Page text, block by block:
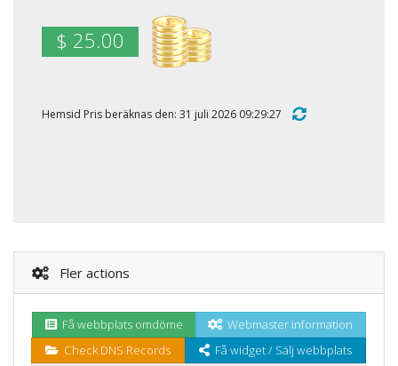
$ 25.00
Hemsid Pris beräknas den: 31 juli 2026 09:29:27
Fler actions
Få webbplats omdöme
Webmaster information
Check DNS Records
Få widget / Sälj webbplats